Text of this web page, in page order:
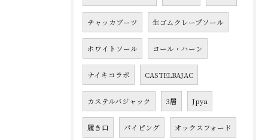
チャッカブーツ 生ゴムクレープソール
ホワイトソール コール・ハーン
ナイキコラボ CASTELBAJAC
カステルバジャック 3層 Jpya
履き口 パイピング オックスフォード